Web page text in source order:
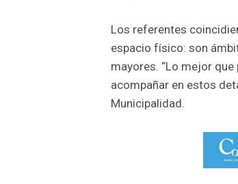
Los referentes
espacio físico: son
mayores. “Lo mejor
acompañar en estos
Municipalidad.